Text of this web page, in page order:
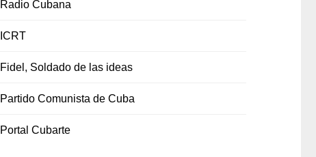
Radio Cubana
ICRT
Fidel, Soldado de las ideas
Partido Comunista de Cuba
Portal Cubarte